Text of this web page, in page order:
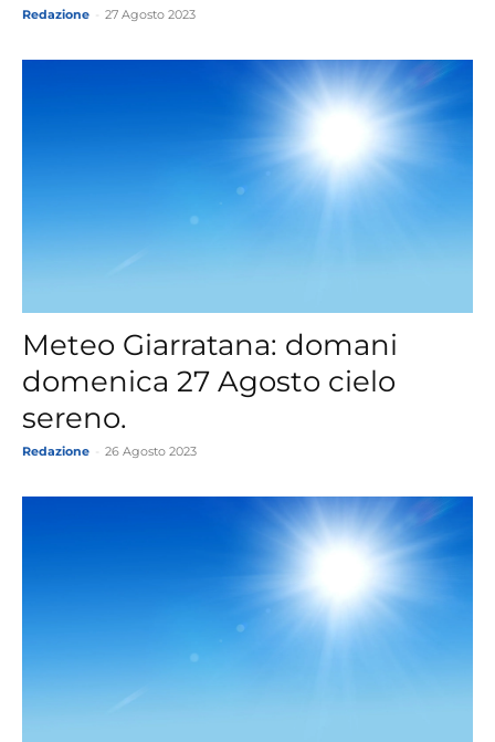
Redazione 27 Agosto 2023
Meteo Giarratana: domani
domenica 27 Agosto cielo
sereno.
Redazione 26 Agosto 2023